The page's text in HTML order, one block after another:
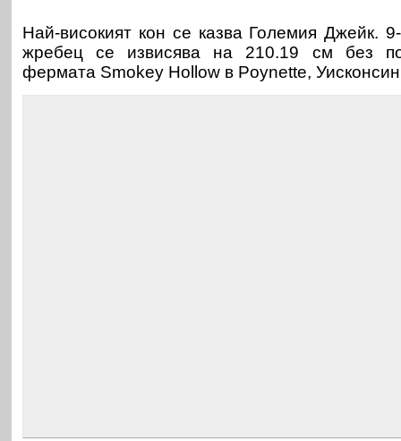
Най-високият кон се казва Големия Джейк.
жребец се извисява на 210.19 см без
фермата Smokey Hollow в Poynette,